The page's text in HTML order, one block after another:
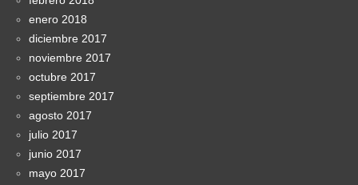
enero 2018
diciembre 2017
noviembre 2017
octubre 2017
septiembre 2017
agosto 2017
julio 2017
junio 2017
mayo 2017